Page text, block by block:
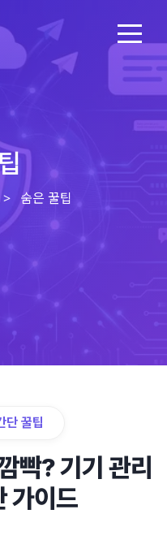
숨은 꿀팁
단 꿀팁
빡? 기기 관리
가이드